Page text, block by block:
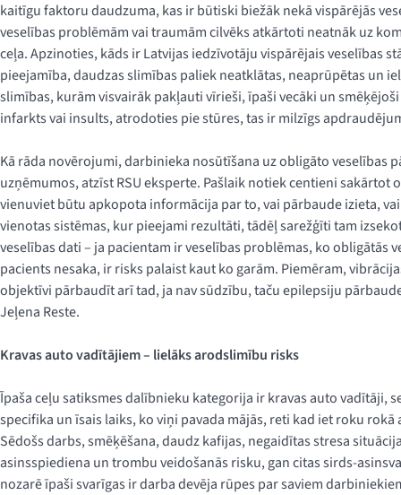
kaitīgu faktoru daudzuma, kas ir būtiski biežāk nekā vispārējās
veselības problēmām vai traumām cilvēks atkārtoti neatnāk uz
ceļa. Apzinoties, kāds ir Latvijas iedzīvotāju vispārējais veselības
pieejamība, daudzas slimības paliek neatklātas, neaprūpētas un
slimības, kurām visvairāk pakļauti vīrieši, īpaši vecāki un
infarkts vai insults, atrodoties pie stūres, tas ir milzīgs
Kā rāda novērojumi, darbinieka nosūtīšana uz obligāto veselības
uzņēmumos, atzīst RSU eksperte. Pašlaik notiek centieni sakārtot
vienuviet būtu apkopota informācija par to, vai pārbaude izieta,
vienotas sistēmas, kur pieejami rezultāti, tādēļ sarežģīti tam
veselības dati – ja pacientam ir veselības problēmas, ko obligātās
pacients nesaka, ir risks palaist kaut ko garām. Piemēram,
objektīvi pārbaudīt arī tad, ja nav sūdzību, taču epilepsiju
Jeļena Reste.
Kravas auto vadītājiem – lielāks arodslimību risks
Īpaša ceļu satiksmes dalībnieku kategorija ir kravas auto vadītāji,
specifika un īsais laiks, ko viņi pavada mājās, reti kad iet roku
Sēdošs darbs, smēķēšana, daudz kafijas, negaidītas stresa
asinsspiediena un trombu veidošanās risku, gan citas sirds-
nozarē īpaši svarīgas ir darba devēja rūpes par saviem